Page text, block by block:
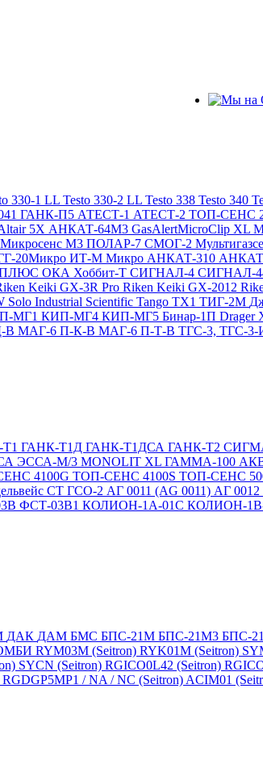
330-1 LL Testo 330-2 LL Testo 338 Testo 340
ГАНК-П5 АТЕСТ-1 АТЕСТ-2 ТОП-СЕНС
5X АНКАТ-64М3 GasAlertMicroClip XL
Микросенс М3 ПОЛАР-7 СМОГ-2
20Микро ИТ-М Микро АНКАТ-310 АНКАТ-
ОКА Хоббит-Т СИГНАЛ-4 СИГНАЛ-
Keiki GX-3R Pro Riken Keiki GX-2012
Solo Industrial Scientific Tango TX1 ТИГ-2М
МГ1 КИП-МГ4 КИП-МГ5 Бинар-1П Drager
В МАГ-6 П-К-В МАГ-6 П-Т-В ТГС-3, ТГС-3-
ГАНК-Т1Д ГАНК-Т1ДСА ГАНК-Т2
ЭССА-М/3 MONOLIT XL ГАММА-100
4100G ТОП-СЕНС 4100S ТОП-СЕНС
СТ ГСО-2 АГ 0011 (AG 0011) АГ 0012
ФСТ-03В1 КОЛИОН-1А-01С КОЛИОН-
ДАК ДАМ БМС БПС-21М БПС-21М3 БПС-
RYM03M (Seitron) RYK01M (Seitron)
SYCN (Seitron) RGICO0L42 (Seitron)
/ NA / NC (Seitron) ACIM01